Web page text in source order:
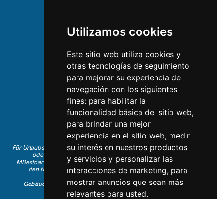
Utilizamos cookies
Este sitio web utiliza cookies y
otras tecnologías de seguimiento
para mejorar su experiencia de
navegación con los siguientes
fines: para habilitar la
funcionalidad básica del sitio web,
para brindar una mejor
experiencia en el sitio web, medir
su interés en nuestros productos
y servicios y personalizar las
interacciones de marketing, para
mostrar anuncios que sean más
relevantes para usted.
Über uns
KONTAKTIEREN SIE UNS
Kontaktieren Sie uns
Folgen Sie uns auf Instagram
Gefällt Ihnen auf Facebook
Finden Sie uns auf LinkedIn
Für Urlaubsbuchungen auf Englisch rufen Sie bitte +34 641 28 63 83 an
oder schreiben Sie eine E-Mail an
info@mbestcare.com
MBestcare gehört zu Intervenciones Turísticas S.L., eingetragen auf
den Kanarischen Inseln mit Unternehmens-ID: B-38757464.
Reiseveranstalterlizenz: I.AV 0003871.1.
Gebäude Olimpo de la Candelaria Nr. 1 - 38003 Santa Cruz de
Tenerife, Spanien